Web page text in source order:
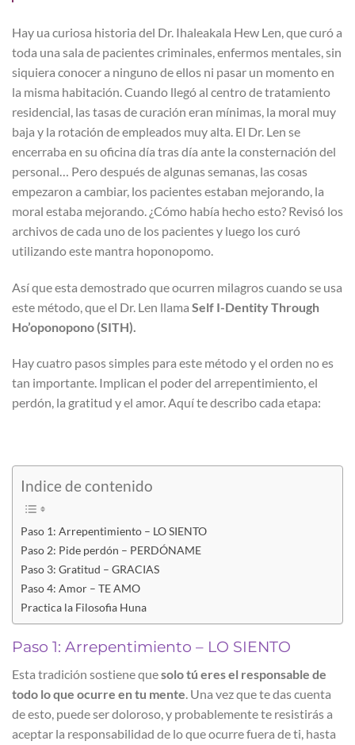
Hay ua curiosa historia del Dr. Ihaleakala Hew Len, que curó a
toda una sala de pacientes criminales, enfermos mentales, sin
siquiera conocer a ninguno de ellos ni pasar un momento en
la misma habitación. Cuando llegó al centro de tratamiento
residencial, las tasas de curación eran mínimas, la moral muy
baja y la rotación de empleados muy alta. El Dr. Len se
encerraba en su oficina día tras día ante la consternación del
personal… Pero después de algunas semanas, las cosas
empezaron a cambiar, los pacientes estaban mejorando, la
moral estaba mejorando. ¿Cómo había hecho esto? Revisó los
archivos de cada uno de los pacientes y luego los curó
utilizando este mantra hoponopomo.
Así que esta demostrado que ocurren milagros cuando se usa
este método, que el Dr. Len llama Self I-Dentity Through
Ho’oponopono (SITH).
Hay cuatro pasos simples para este método y el orden no es
tan importante. Implican el poder del arrepentimiento, el
perdón, la gratitud y el amor. Aquí te describo cada etapa:
Indice de contenido
Paso 1: Arrepentimiento – LO SIENTO
Paso 2: Pide perdón – PERDÓNAME
Paso 3: Gratitud – GRACIAS
Paso 4: Amor – TE AMO
Practica la Filosofia Huna
Paso 1: Arrepentimiento – LO SIENTO
Esta tradición sostiene quesolo tú eres el responsable de
todo lo que ocurre en tu mente . Una vez que te das cuenta
de esto, puede ser doloroso, y probablemente te resistirás a
aceptar la responsabilidad de lo que ocurre fuera de ti, hasta